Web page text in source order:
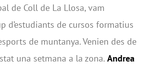
de Coll de La Llosa, vam
d’estudiants de cursos formatius
de muntanya. Venien des de
una setmana a la zona. Andrea